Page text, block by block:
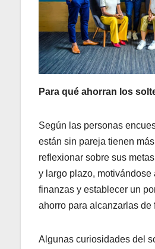
Para qué ahorran los
Según las personas
están sin pareja tienen
reflexionar sobre sus
y largo plazo, motivándose
finanzas y establecer un
ahorro para alcanzarlas de
Algunas curiosidades del